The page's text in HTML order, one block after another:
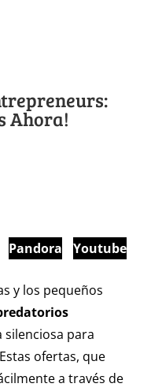
Ahora!
Pandora Youtube
y los pequeños
para
ofertas, que
a través de